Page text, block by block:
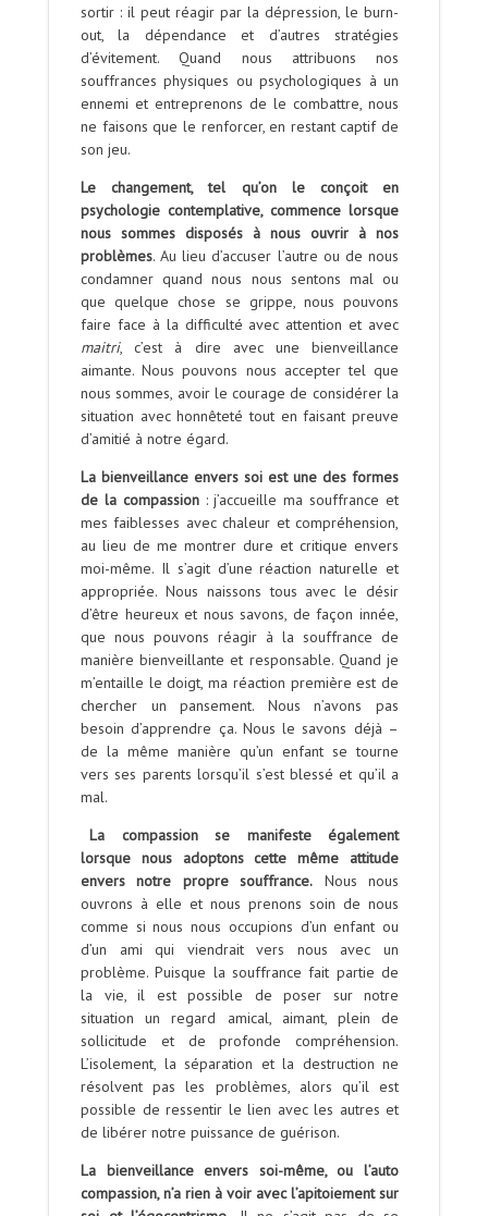
sortir : il peut réagir par la dépression, le burn-
out, la dépendance et d’autres stratégies
d’évitement. Quand nous attribuons nos
souffrances physiques ou psychologiques à un
ennemi et entreprenons de le combattre, nous
ne faisons que le renforcer, en restant captif de
son jeu.
Le changement, tel qu’on le conçoit en
psychologie contemplative, commence lorsque
nous sommes disposés à nous ouvrir à nos
problèmes. Au lieu d’accuser l’autre ou de nous
condamner quand nous nous sentons mal ou
que quelque chose se grippe, nous pouvons
faire face à la difficulté avec attention et avec
maitri, c’est à dire avec une bienveillance
aimante. Nous pouvons nous accepter tel que
nous sommes, avoir le courage de considérer la
situation avec honnêteté tout en faisant preuve
d’amitié à notre égard.
La bienveillance envers soi est une des formes
de la compassion: j’accueille ma souffrance et
mes faiblesses avec chaleur et compréhension,
au lieu de me montrer dure et critique envers
moi-même. Il s’agit d’une réaction naturelle et
appropriée. Nous naissons tous avec le désir
d’être heureux et nous savons, de façon innée,
que nous pouvons réagir à la souffrance de
manière bienveillante et responsable. Quand je
m’entaille le doigt, ma réaction première est de
chercher un pansement. Nous n’avons pas
besoin d’apprendre ça. Nous le savons déjà –
de la même manière qu’un enfant se tourne
vers ses parents lorsqu’il s’est blessé et qu’il a
mal.
La compassion se manifeste également
lorsque nous adoptons cette même attitude
envers notre propre souffrance. Nous nous
ouvrons à elle et nous prenons soin de nous
comme si nous nous occupions d’un enfant ou
d’un ami qui viendrait vers nous avec un
problème. Puisque la souffrance fait partie de
la vie, il est possible de poser sur notre
situation un regard amical, aimant, plein de
sollicitude et de profonde compréhension.
L’isolement, la séparation et la destruction ne
résolvent pas les problèmes, alors qu’il est
possible de ressentir le lien avec les autres et
de libérer notre puissance de guérison.
La bienveillance envers soi-même, ou l’auto
compassion, n’a rien à voir avec l’apitoiement sur